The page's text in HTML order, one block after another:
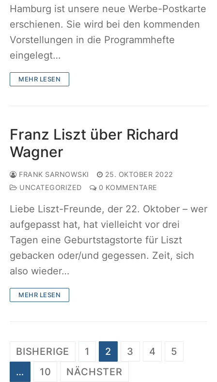
Hamburg ist unsere neue Werbe-Postkarte
erschienen. Sie wird bei den kommenden
Vorstellungen in die Programmhefte
eingelegt…
MEHR LESEN
Franz Liszt über Richard
Wagner
FRANK SARNOWSKI
25. OKTOBER 2022
UNCATEGORIZED
0 KOMMENTARE
Liebe Liszt-Freunde, der 22. Oktober – wer
aufgepasst hat, hat vielleicht vor drei
Tagen eine Geburtstagstorte für Liszt
gebacken oder/und gegessen. Zeit, sich
also wieder…
MEHR LESEN
Beitragsnavigation
BISHERIGE 1 2 3 4
5
…
10 NÄCHSTER